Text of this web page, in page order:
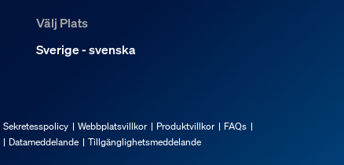
Välj Plats
Sverige - svenska
Sekretesspolicy Webbplatsvillkor Produktvillkor
FAQs
Datameddelande Tillgänglighetsmeddelande